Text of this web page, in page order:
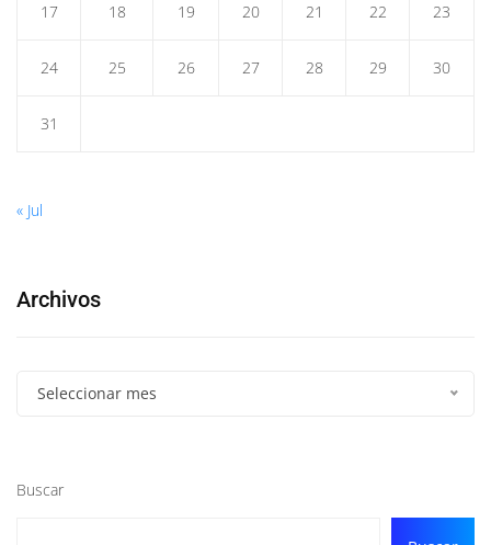
17 18 19 20 21 22 23
24 25 26 27 28 29 30
31
« Jul
Archivos
Seleccionar mes
Buscar